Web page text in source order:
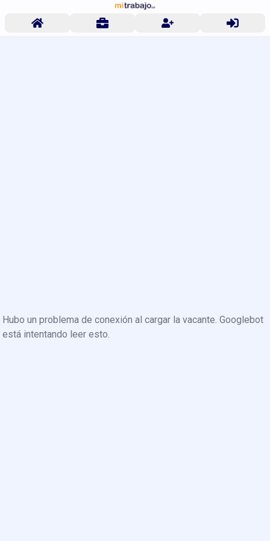
Hubo un problema de conexión al cargar la vacante. Googlebot
está intentando leer esto.